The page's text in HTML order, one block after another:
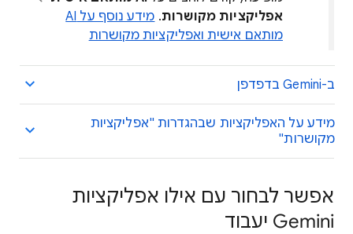
אפליקציות מקושרות.
מידע נוסף על AI
מותאם אישית ואפליקציות מקושרות
ב-Gemini בדפדפן
מידע על האפליקציות שבהגדרות "אפליקציות
מקושרות"
אפשר לבחור עם אילו אפליקציות
Gemini יעבוד